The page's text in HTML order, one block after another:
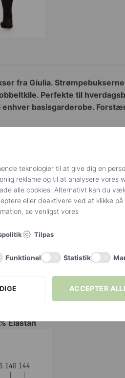
fra Giulia.
Perfekte til
basisgarderobe.
,2XL,3XL,4XL
XL,
200
Elastan
teknologier til at give dig en
reklame og til at analysere vores
alle cookies. Alternativt kan du
eller deaktivere ved at klikke
se venligst vores
Tilpas
Funktionel Statistik
ACCEPTER